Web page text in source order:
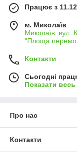
Працює з
м. Миколаїв
Миколаїв, вул.
"Площа
Контакти
Сьогодні
Показати
Про нас
Контакти